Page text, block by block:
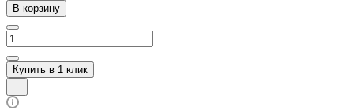
В корзину
Купить в 1 клик